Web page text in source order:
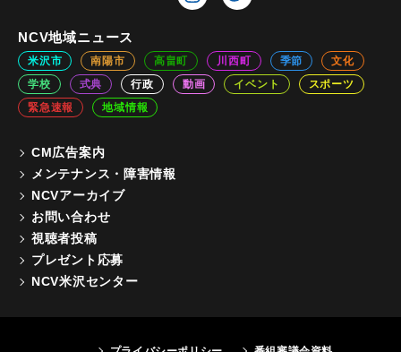
NCV地域ニュース
米沢市 南陽市 高畠町 川西町 季節
文化
学校
式典 行政 動画 イベント
スポーツ
緊急速報
地域情報
CM広告案内
メンテナンス・障害情報
NCVアーカイブ
お問い合わせ
視聴者投稿
プレゼント応募
NCV米沢センター